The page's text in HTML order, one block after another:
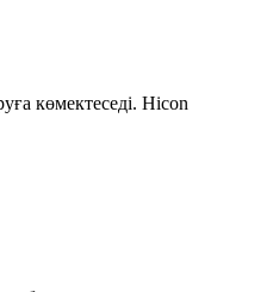
көмектеседі. Hicon